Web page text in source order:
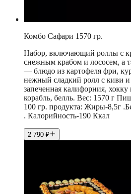
Комбо Сафари 1570 гр.
Набор, включающий роллы с
снежным крабом и лососем, а
— блюдо из картофеля фри,
нежный сладкий ролл с киви
запеченная калифорния,
корабль, белль. Вес: 1570 г
100 гр. продукта: Жиры-8,5г
. Калорийность-190 Ккал
2 790 ₽